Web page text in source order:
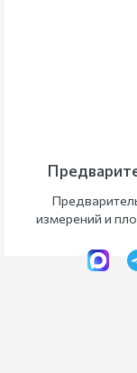
измерений и